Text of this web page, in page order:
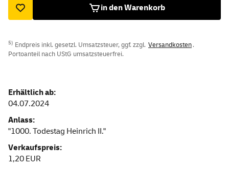
in den Warenkorb
5) Endpreis inkl. gesetzl. Umsatzsteuer, ggf. zzgl. Versandkosten.
Portoanteil nach UStG umsatzsteuerfrei.
Erhältlich ab:
04.07.2024
Anlass:
"1000. Todestag Heinrich II."
Verkaufspreis:
1,20 EUR